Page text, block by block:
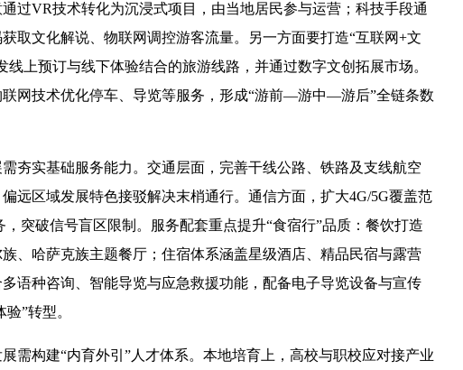
过VR技术转化为沉浸式项目，由当地居民参与运营；科技手段通
取文化解说、物联网调控游客流量。另一方面要打造“互联网+文
上预订与线下体验结合的旅游线路，并通过数字文创拓展市场。
网技术优化停车、导览等服务，形成“游前—游中—游后”全链条数
实基础服务能力。交通层面，完善干线公路、铁路及支线航空
远区域发展特色接驳解决末梢通行。通信方面，扩大4G/5G覆盖范
突破信号盲区限制。服务配套重点提升“食宿行”品质：餐饮打造
、哈萨克族主题餐厅；住宿体系涵盖星级酒店、精品民宿与露营
语种咨询、智能导览与应急救援功能，配备电子导览设备与宣传
”转型。
构建“内育外引”人才体系。本地培育上，高校与职校应对接产业